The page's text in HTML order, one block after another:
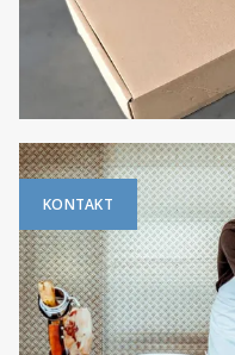
KONTAKT